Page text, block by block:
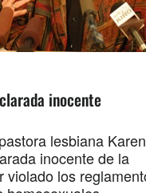
inocente
lesbiana Karen
inocente de la
violado los